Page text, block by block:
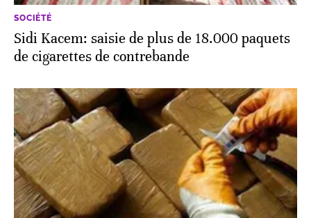
SOCIÉTÉ
Sidi Kacem: saisie de plus de 18.000 paquets
de cigarettes de contrebande